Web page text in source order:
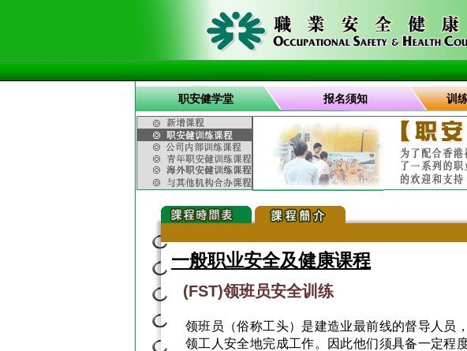
职安健学堂 报名须知 训
一般职业安全及健康课程
(FST)领班员安全训练
领班员（俗称工头）是建造业最前线的督导人员
领工人安全地完成工作。因此他们须具备一定程